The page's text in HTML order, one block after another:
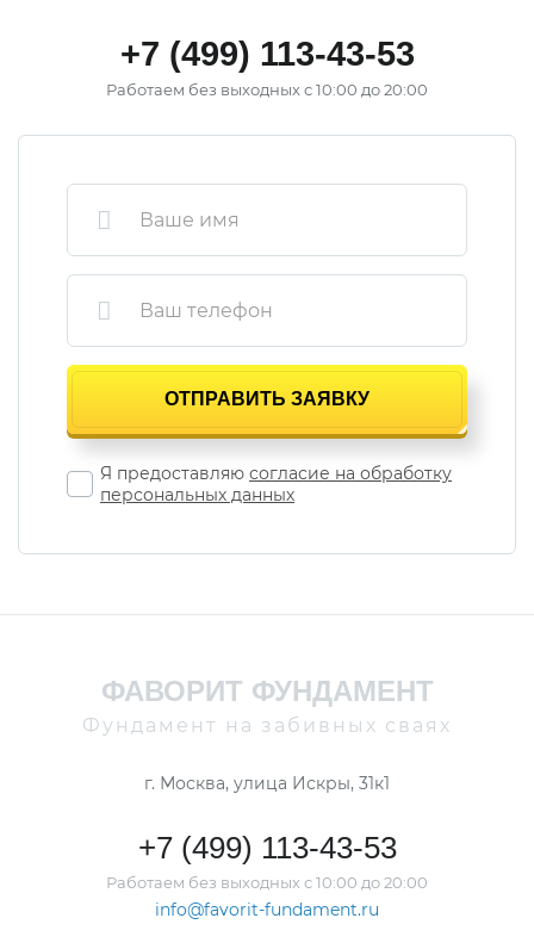
+7 (499) 113-43-53
Работаем без выходных с 10:00 до 20:00
Я предоставляю согласие на обработку
персональных данных
ФАВОРИТ ФУНДАМЕНТ
Фундамент на забивных сваях
г. Москва, улица Искры, 31к1
+7 (499) 113-43-53
Работаем без выходных с 10:00 до 20:00
info@favorit-fundament.ru